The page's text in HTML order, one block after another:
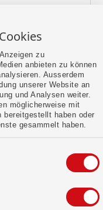
zu
anbieten zu können
Ausserdem
unserer Website an
und Analysen weiter.
möglicherweise mit
bereitgestellt haben oder
gesammelt haben.